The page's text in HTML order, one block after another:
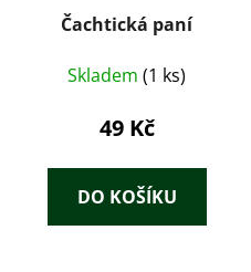
Čachtická paní
Skladem (1 ks)
49 Kč
DO KOŠÍKU